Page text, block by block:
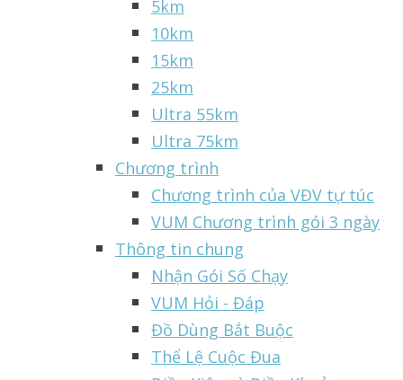
5km
10km
15km
25km
Ultra 55km
Ultra 75km
Chương trình
Chương trình của VĐV tự túc
VUM Chương trình gói 3 ngày
Thông tin chung
Nhận Gói Số Chạy
VUM Hỏi - Đáp
Đồ Dùng Bắt Buộc
Thể Lệ Cuộc Đua